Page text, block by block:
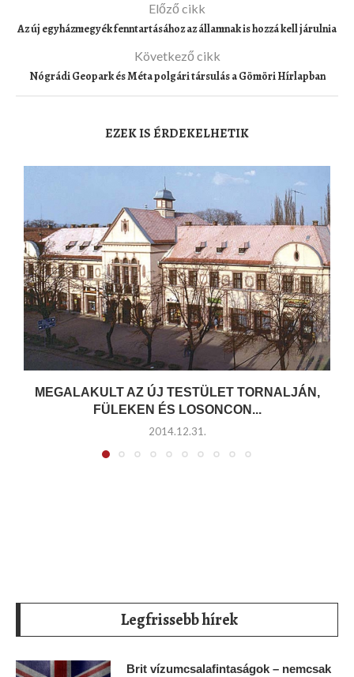
Előző cikk
Az új egyházmegyék fenntartásához az államnak is hozzá kell járulnia
Következő cikk
Nógrádi Geopark és Méta polgári társulás a Gömöri Hírlapban
EZEK IS ÉRDEKELHETIK
MEGALAKULT AZ ÚJ TESTÜLET TORNALJÁN,
FÜLEKEN ÉS LOSONCON...
2014.12.31.
Legfrissebb hírek
Brit vízumcsalafintaságok – nemcsak